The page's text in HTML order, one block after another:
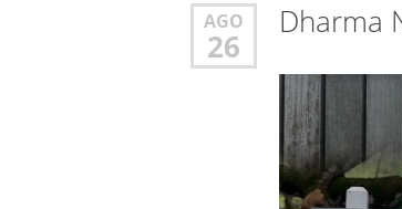
AGO
26
Dharma